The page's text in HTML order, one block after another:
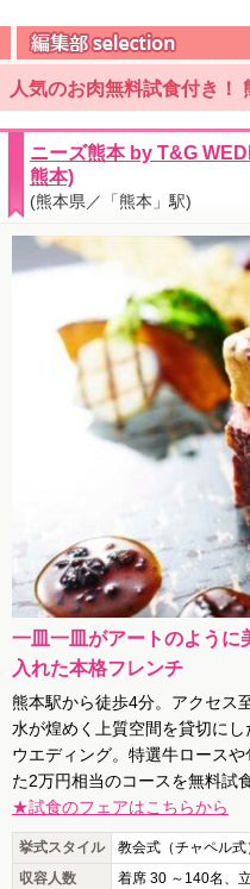
人気のお肉無料試食付き！
ニーズ熊本 by T&G
熊本)
(熊本県／「熊本」駅)
一皿一皿がアートのように
入れた本格フレンチ
熊本駅から徒歩4分。アクセス
水が煌めく上質空間を貸切に
ウエディング。特選牛ロース
た2万円相当のコースを無料試
★試食のフェアはこちらから
挙式スタイル
教会式（チャペル式
収容人数
着席 30 ～140名、